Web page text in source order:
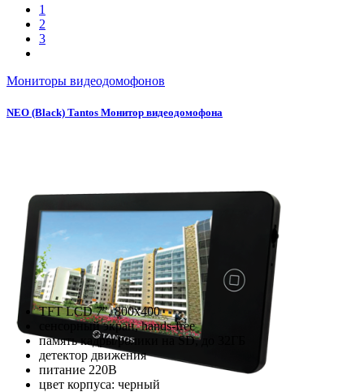
1
2
3
Мониторы видеодомофонов
NEO (Black) Tantos Монитор видеодомофона
TFT LCD 7", 800х400
сенсорный экран, hands-free
память кадры/ролики на SD, до 32ГБ
детектор движения
питание 220В
цвет корпуса: черный